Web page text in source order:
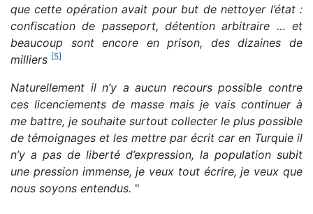
que cette opération avait pour but de nettoyer l’état :
confiscation de passeport, détention arbitraire … et
beaucoup sont encore en prison, des dizaines de
milliers [5]
Naturellement il n’y a aucun recours possible contre
ces licenciements de masse mais je vais continuer à
me battre, je souhaite surtout collecter le plus possible
de témoignages et les mettre par écrit car en Turquie il
n’y a pas de liberté d’expression, la population subit
une pression immense, je veux tout écrire, je veux que
nous soyons entendus. "